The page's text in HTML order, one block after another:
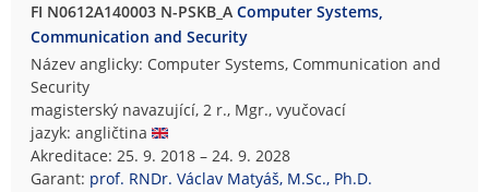
FI N0612A140003 N-PSKB_AComputer Systems,
Communication and Security
Název anglicky: Computer Systems, Communication and
Security
magisterský navazující, 2 r., Mgr., vyučovací
jazyk: angličtina
Akreditace: 25. 9. 2018 – 24. 9. 2028
Garant: prof. RNDr. Václav Matyáš, M.Sc., Ph.D.